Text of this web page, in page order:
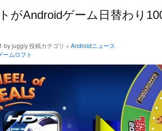
がAndroidゲーム日替わり
by juggly 投稿カテゴリ » Androidニュース
ームロフト